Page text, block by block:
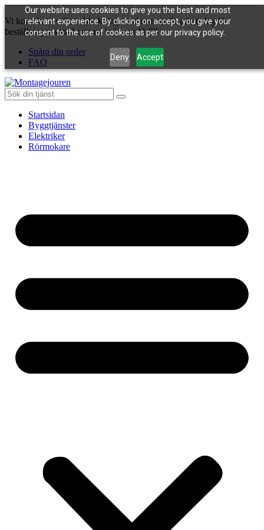
Our website uses cookies to give you the best and most
relevant experience. By clicking on accept, you give your
consent to the use of cookies as per our privacy policy.
Deny Accept
Vi kontaktar er för tidsbokning nästkommande arbetsdag för
beställningar som kommer in innan 11:00
Spåra din order
FAQ
Startsidan
Byggtjänster
Elektriker
Rörmokare